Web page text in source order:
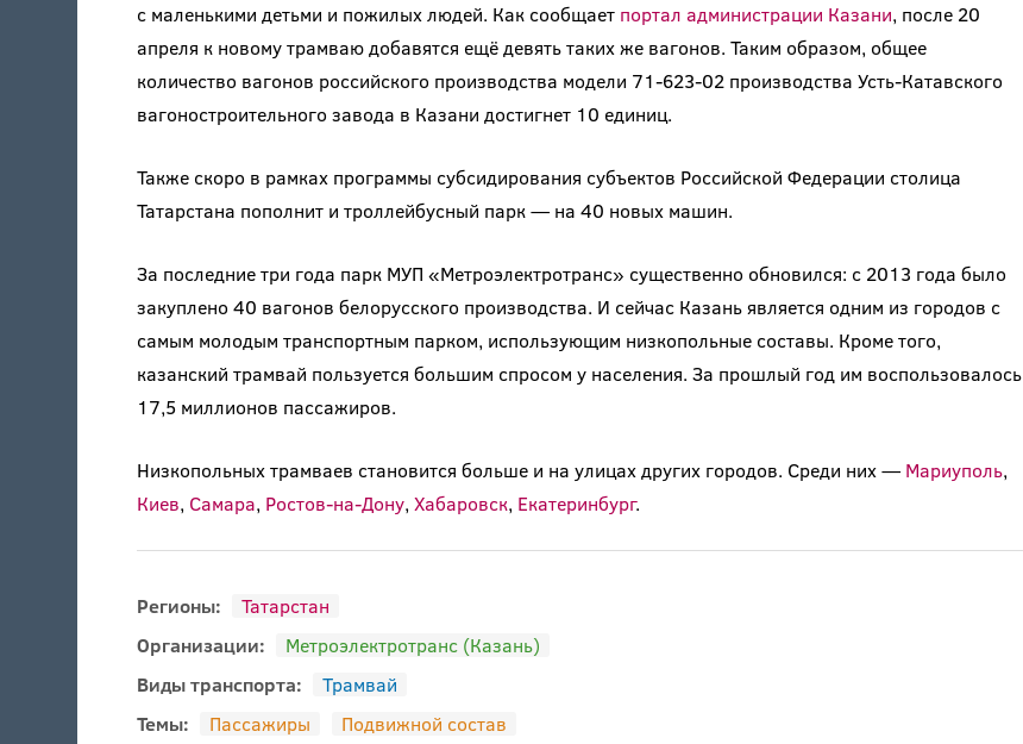
с маленькими детьми и пожилых людей. Как сообщает портал администрации Казани, после 20
апреля к новому трамваю добавятся ещё девять таких же вагонов. Таким образом, общее
количество вагонов российского производства модели 71-623-02 производства Усть-Катавского
вагоностроительного завода в Казани достигнет 10 единиц.
Также скоро в рамках программы субсидирования субъектов Российской Федерации столица
Татарстана пополнит и троллейбусный парк — на 40 новых машин.
За последние три года парк МУП «Метроэлектротранс» существенно обновился: с 2013 года было
закуплено 40 вагонов белорусского производства. И сейчас Казань является одним из городов с
самым молодым транспортным парком, использующим низкопольные составы. Кроме того,
казанский трамвай пользуется большим спросом у населения. За прошлый год им воспользовалось
17,5 миллионов пассажиров.
Низкопольных трамваев становится больше и на улицах других городов. Среди них — Мариуполь,
Киев, Самара, Ростов-на-Дону, Хабаровск, Екатеринбург.
Регионы:
Татарстан
Организации:
Метроэлектротранс (Казань)
Виды транспорта:
Трамвай
Темы:
Пассажиры Подвижной состав